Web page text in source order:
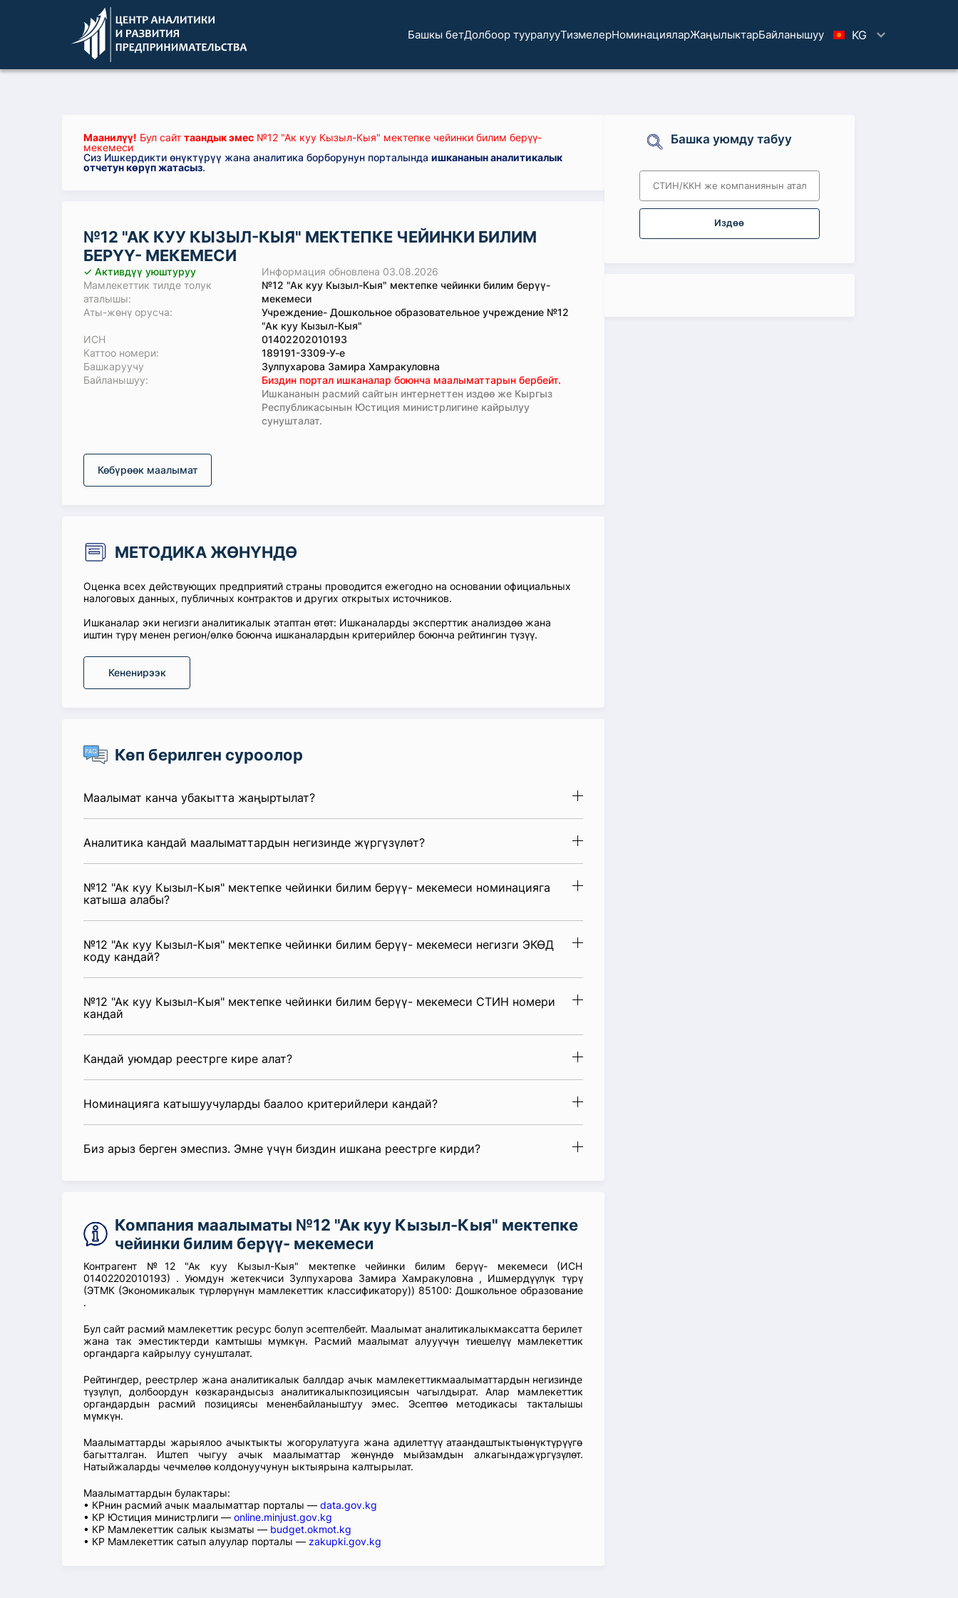
Башкы бетДолбоор тууралууТизмелерНоминацияларЖаңылыктарБайланышуу KG
Маанилүү! Бул сайт таандык эмес №12 "Ак куу Кызыл-Кыя" мектепке чейинки билим берүү-
мекемеси
Сиз Ишкердикти өнүктүрүү жана аналитика борборунун порталында ишкананын аналитикалык
отчетун көрүп жатасыз.
№12 "АК КУУ КЫЗЫЛ-КЫЯ" МЕКТЕПКЕ ЧЕЙИНКИ БИЛИМ
БЕРҮҮ- МЕКЕМЕСИ
✓ Активдүү уюштуруу
Информация обновлена 03.08.2026
Мамлекеттик тилде толук
аталышы:
№12 "Ак куу Кызыл-Кыя" мектепке чейинки билим берүү-
мекемеси
Аты-жөнү орусча:
Учреждение- Дошкольное образовательное учреждение №12
"Ак куу Кызыл-Кыя"
ИСН
01402202010193
Каттоо номери:
189191-3309-У-е
Башкаруучу
Зулпухарова Замира Хамракуловна
Байланышуу:
Биздин портал ишканалар боюнча маалыматтарын бербейт.
Ишкананын расмий сайтын интернеттен издөө же Кыргыз
Республикасынын Юстиция министрлигине кайрылуу
сунушталат.
Көбүрөөк маалымат
МЕТОДИКА ЖӨНҮНДӨ
Оценка всех действующих предприятий страны проводится ежегодно на основании официальных
налоговых данных, публичных контрактов и других открытых источников.
Ишканалар эки негизги аналитикалык этаптан өтөт: Ишканаларды эксперттик анализдөө жана
иштин түрү менен регион/өлкө боюнча ишканалардын критерийлер боюнча рейтингин түзүү.
Кененирээк
Көп берилген суроолор
Маалымат канча убакытта жаңыртылат?
Аналитика кандай маалыматтардын негизинде жүргүзүлөт?
№12 "Ак куу Кызыл-Кыя" мектепке чейинки билим берүү- мекемеси номинацияга
катыша алабы?
№12 "Ак куу Кызыл-Кыя" мектепке чейинки билим берүү- мекемеси негизги ЭКӨД
коду кандай?
№12 "Ак куу Кызыл-Кыя" мектепке чейинки билим берүү- мекемеси СТИН номери
кандай
Кандай уюмдар реестрге кире алат?
Номинацияга катышуучуларды баалоо критерийлери кандай?
Биз арыз берген эмеспиз. Эмне үчүн биздин ишкана реестрге кирди?
Компания маалыматы №12 "Ак куу Кызыл-Кыя" мектепке
чейинки билим берүү- мекемеси
Контрагент №12 "Ак куу Кызыл-Кыя" мектепке чейинки билим берүү- мекемеси (ИСН
01402202010193) . Уюмдун жетекчиси Зулпухарова Замира Хамракуловна , Ишмердүүлүк түрү
(ЭТМК (Экономикалык түрлөрүнүн мамлекеттик классификатору)) 85100: Дошкольное образование
.
Бул сайт расмий мамлекеттик ресурс болуп эсептелбейт. Маалымат аналитикалыкмаксатта берилет
жана так эместиктерди камтышы мүмкүн. Расмий маалымат алууүчүн тиешелүү мамлекеттик
органдарга кайрылуу сунушталат.
Рейтингдер, реестрлер жана аналитикалык баллдар ачык мамлекеттикмаалыматтардын негизинде
түзүлүп, долбоордун көзкарандысыз аналитикалыкпозициясын чагылдырат. Алар мамлекеттик
органдардын расмий позициясы мененбайланыштуу эмес. Эсептөө методикасы такталышы
мүмкүн.
Маалыматтарды жарыялоо ачыктыкты жогорулатууга жана адилеттүү атаандаштыктыөнүктүрүүгө
багытталган. Иштеп чыгуу ачык маалыматтар жөнүндө мыйзамдын алкагындажүргүзүлөт.
Натыйжаларды чечмелөө колдонуучунун ыктыярына калтырылат.
Маалыматтардын булактары:
• КРнин расмий ачык маалыматтар порталы — data.gov.kg
• КР Юстиция министрлиги — online.minjust.gov.kg
• КР Мамлекеттик салык кызматы — budget.okmot.kg
• КР Мамлекеттик сатып алуулар порталы — zakupki.gov.kg
Башка уюмду табуу
Издөө